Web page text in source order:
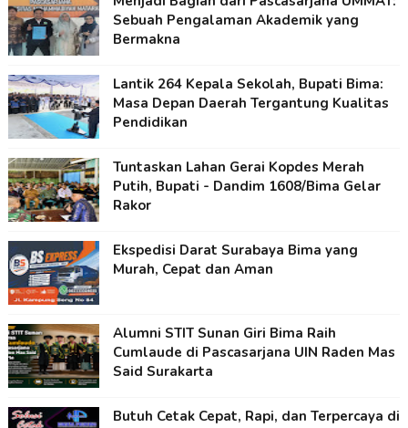
Sebuah Pengalaman Akademik yang
Bermakna
Lantik 264 Kepala Sekolah, Bupati Bima:
Masa Depan Daerah Tergantung Kualitas
Pendidikan
Tuntaskan Lahan Gerai Kopdes Merah
Putih, Bupati - Dandim 1608/Bima Gelar
Rakor
Ekspedisi Darat Surabaya Bima yang
Murah, Cepat dan Aman
Alumni STIT Sunan Giri Bima Raih
Cumlaude di Pascasarjana UIN Raden Mas
Said Surakarta
Butuh Cetak Cepat, Rapi, dan Terpercaya di